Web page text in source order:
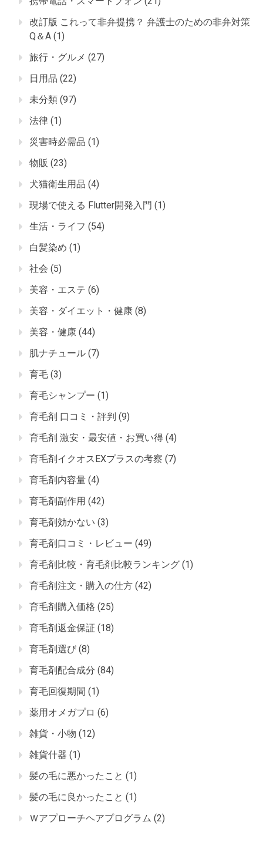
改訂版 これって非弁提携？ 弁護士のための非弁対策
Q＆A (1)
旅行・グルメ (27)
日用品 (22)
未分類 (97)
法律 (1)
災害時必需品 (1)
物販 (23)
犬猫衛生用品 (4)
現場で使える Flutter開発入門 (1)
生活・ライフ (54)
白髪染め (1)
社会 (5)
美容・エステ (6)
美容・ダイエット・健康 (8)
美容・健康 (44)
肌ナチュール (7)
育毛 (3)
育毛シャンプー (1)
育毛剤 口コミ・評判 (9)
育毛剤 激安・最安値・お買い得 (4)
育毛剤イクオスEXプラスの考察 (7)
育毛剤内容量 (4)
育毛剤副作用 (42)
育毛剤効かない (3)
育毛剤口コミ・レビュー (49)
育毛剤比較・育毛剤比較ランキング (1)
育毛剤注文・購入の仕方 (42)
育毛剤購入価格 (25)
育毛剤返金保証 (18)
育毛剤選び (8)
育毛剤配合成分 (84)
育毛回復期間 (1)
薬用オメガプロ (6)
雑貨・小物 (12)
雑貨什器 (1)
髪の毛に悪かったこと (1)
髪の毛に良かったこと (1)
Ｗアプローチヘアプログラム (2)